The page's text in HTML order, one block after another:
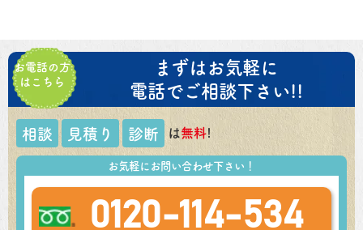
お電話の方
はこちら
まずはお気軽に
電話でご相談下さい!!
相談 見積り 診断 は無料!
お気軽にお問い合わせ下さい！
0120-114-534